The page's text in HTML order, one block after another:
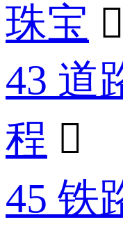
珠宝 
43 道
程 
45 铁